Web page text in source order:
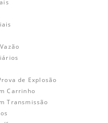
de Explosão
Carrinho
Transmissão